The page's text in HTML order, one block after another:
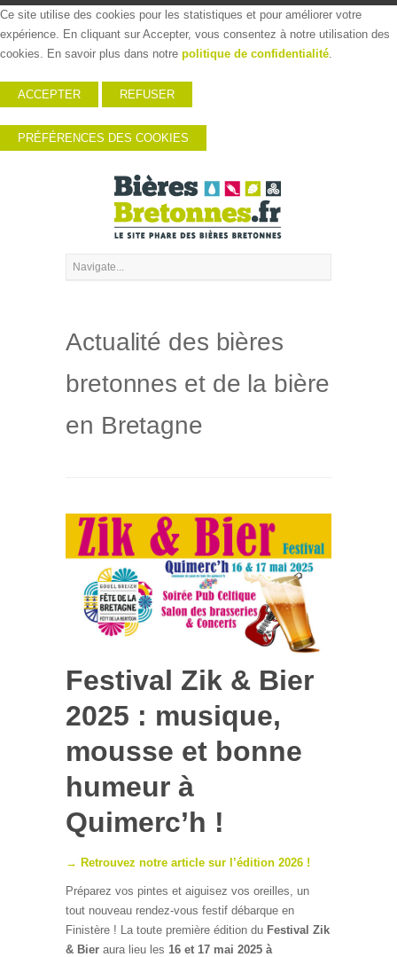
Ce site utilise des cookies pour les statistiques et pour améliorer votre
expérience. En cliquant sur Accepter, vous consentez à notre utilisation des
cookies. En savoir plus dans notre politique de confidentialité.
ACCEPTER REFUSER
PRÉFÉRENCES DES COOKIES
Actualité des bières
bretonnes et de la bière
en Bretagne
Festival Zik & Bier
2025 : musique,
mousse et bonne
humeur à
Quimerc’h !
→ Retrouvez notre article sur l’édition 2026 !
Préparez vos pintes et aiguisez vos oreilles, un
tout nouveau rendez-vous festif débarque en
Finistère ! La toute première édition du Festival Zik
& Bier aura lieu les 16 et 17 mai 2025 à